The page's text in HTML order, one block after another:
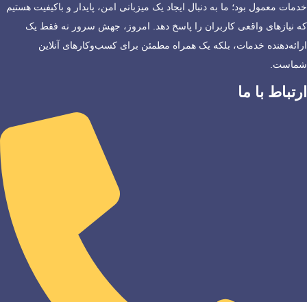
خدمات معمول بود؛ ما به دنبال ایجاد یک میزبانی امن، پایدار و باکیفیت هستیم
که نیازهای واقعی کاربران را پاسخ دهد. امروز، جهش سرور نه فقط یک
ارائه‌دهنده خدمات، بلکه یک همراه مطمئن برای کسب‌وکارهای آنلاین
شماست.
ارتباط با ما